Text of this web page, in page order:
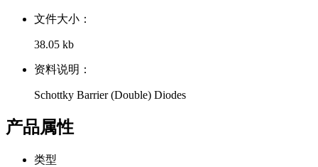
文件大小：
38.05 kb
资料说明：
Schottky Barrier (Double) Diodes
产品属性
类型